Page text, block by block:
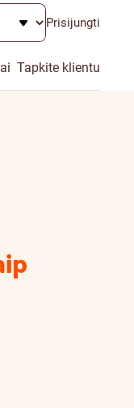
Prisijungti
Tapkite klientu